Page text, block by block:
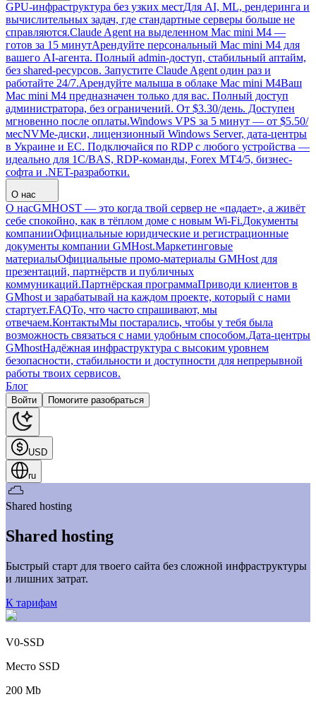
GPU-инфраструктура без узких местДля AI, ML, рендеринга и
вычислительных задач, где стандартные серверы больше не
справляются.Claude Agent на выделенном Mac mini M4 —
готов за 15 минутАрендуйте персональный Mac mini M4 для
вашего AI-агента. Полный admin-доступ, стабильный аптайм,
без shared-ресурсов. Запустите Claude Agent один раз и
работайте 24/7.Арендуйте малыша в облаке Mac mini M4Ваш
Mac mini M4 предназначен только для вас. Полный доступ
администратора, без ограничений. От $3.30/день. Доступен
мгновенно после оплаты.Windows VPS за 5 минут — от $5.50/
месNVMe-диски, лицензионный Windows Server, дата-центры
в Украине и ЕС. Подключайся по RDP с любого устройства —
идеально для 1С/BAS, RDP-команды, Forex MT4/5, бизнес-
софта и .NET-разработки.
О нас
О насGMHOST — это когда твой сервер не «падает», а живёт
себе спокойно, как в тёплом доме с новым Wi-Fi.Документы
компанииОфициальные юридические и регистрационные
документы компании GMHost.Маркетинговые
материалыОфициальные промо-материалы GMHost для
презентаций, партнёрств и публичных
коммуникаций.Партнёрская программаПриводи клиентов в
GMhost и зарабатывай на каждом проекте, который с нами
стартует.FAQТо, что часто спрашивают, мы
отвечаем.КонтактыМы постарались, чтобы у тебя была
возможность связаться с нами удобным способом.Дата-центры
GMhostНадёжная инфраструктура с высоким уровнем
безопасности, стабильности и доступности для непрерывной
работы твоих сервисов.
Блог
Войти Помогите разобраться
USD
ru
Shared hosting
Shared hosting
Быстрый старт для твоего сайта без сложной инфраструктуры
и лишних затрат.
К тарифам
V0-SSD
Место SSD
200 Mb